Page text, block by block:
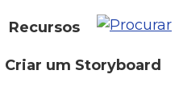
Recursos
Criar um Storyboard